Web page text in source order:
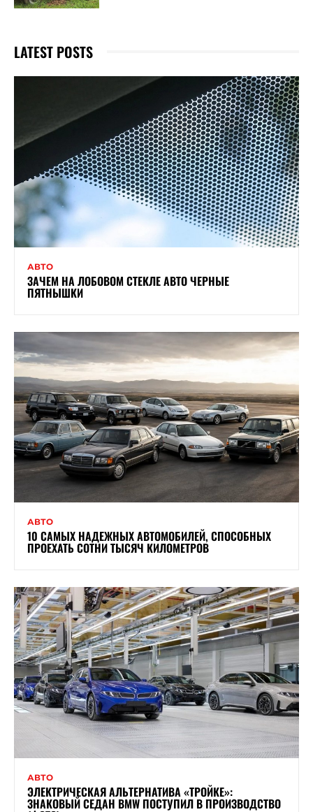
LATEST POSTS
АВТО
ЗАЧЕМ НА ЛОБОВОМ СТЕКЛЕ АВТО ЧЕРНЫЕ
ПЯТНЫШКИ
АВТО
10 САМЫХ НАДЕЖНЫХ АВТОМОБИЛЕЙ, СПОСОБНЫХ
ПРОЕХАТЬ СОТНИ ТЫСЯЧ КИЛОМЕТРОВ
АВТО
ЭЛЕКТРИЧЕСКАЯ АЛЬТЕРНАТИВА «ТРОЙКЕ»:
ЗНАКОВЫЙ СЕДАН BMW ПОСТУПИЛ В ПРОИЗВОДСТВО